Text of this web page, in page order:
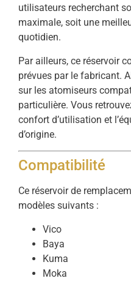
utilisateurs recherchant
maximale, soit une
quotidien.
Par ailleurs, ce réservoir
prévues par le fabricant.
sur les atomiseurs
particulière. Vous
confort d’utilisation et
d’origine.
Compatibilité
Ce réservoir de
modèles suivants :
Vico
Baya
Kuma
Moka